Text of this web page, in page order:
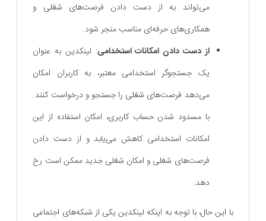
می‌تواند به از دست دادن فرصت‌های شغلی و
همکاری‌های حرفه‌ای مناسب منجر شود.
از دست دادن امکانات استخدامی: لینکدین به عنوان
یک جستجوگر استخدامی معتبر، به کاربران امکان
می‌دهد فرصت‌های شغلی را جستجو و درخواست کنند.
با مسدود شدن حساب کاربری، امکان استفاده از این
امکانات استخدامی کاهش می‌یابد و از دست دادن
فرصت‌های شغلی و امکان شغلی جدید ممکن است رخ
دهد.
با این حال، با توجه به اینکه لینکدین یکی از شبکه‌های اجتماعی